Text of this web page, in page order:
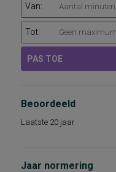
Van:
Tot:
PAS TOE
Beoordeeld
Laatste 20 jaar
Jaar normering